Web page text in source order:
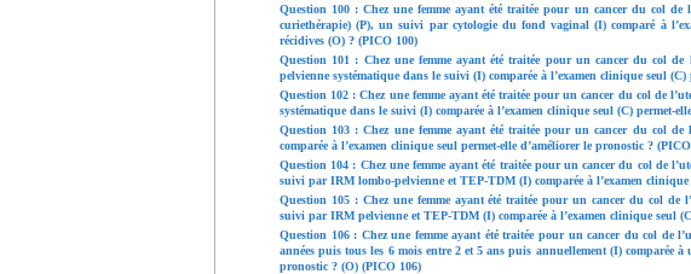
Question 100 : Chez une femme ayant été traitée pour un cancer du col
curiethérapie) (P), un suivi par cytologie du fond vaginal (I) comparé à
récidives (O) ? (PICO 100)
Question 101 : Chez une femme ayant été traitée pour un cancer du col de
pelvienne systématique dans le suivi (I) comparée à l’examen clinique seul
Question 102 : Chez une femme ayant été traitée pour un cancer du col de
systématique dans le suivi (I) comparée à l’examen clinique seul (C) permet-
Question 103 : Chez une femme ayant été traitée pour un cancer du col
comparée à l’examen clinique seul permet-elle d’améliorer le pronostic ?
Question 104 : Chez une femme ayant été traitée pour un cancer du col de
suivi par IRM lombo-pelvienne et TEP-TDM (I) comparée à l’examen
Question 105 : Chez une femme ayant été traitée pour un cancer du col de
suivi par IRM pelvienne et TEP-TDM (I) comparée à l’examen clinique seul
Question 106 : Chez une femme ayant été traitée pour un cancer du col de
années puis tous les 6 mois entre 2 et 5 ans puis annuellement (I) comparée
pronostic ? (O) (PICO 106)